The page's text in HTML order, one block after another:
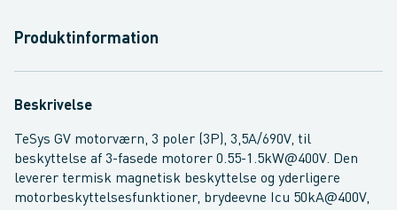
Produktinformation
Beskrivelse
TeSys GV motorværn, 3 poler (3P), 3,5A/690V, til
beskyttelse af 3-fasede motorer 0.55-1.5kW@400V. Den
leverer termisk magnetisk beskyttelse og yderligere
motorbeskyttelsesfunktioner, brydeevne Icu 50kA@400V,